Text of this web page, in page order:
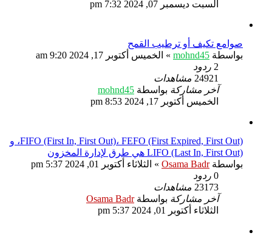
السبت ديسمبر 07, 2024 7:32 pm
صوامع تكيف أو ترطيب القمح
بواسطة mohnd45
» الخميس أكتوبر 17, 2024 9:20 am
2 ردود
24921 مشاهدات
آخر مشاركة بواسطة mohnd45
الخميس أكتوبر 17, 2024 8:53 pm
FIFO (First In, First Out)، FEFO (First Expired, First Out)، و
LIFO (Last In, First Out) هي طرق لإدارة المخزون
بواسطةOsama Badr
» الثلاثاء أكتوبر 01, 2024 5:37 pm
0 ردود
23173 مشاهدات
آخر مشاركة بواسطةOsama Badr
الثلاثاء أكتوبر 01, 2024 5:37 pm